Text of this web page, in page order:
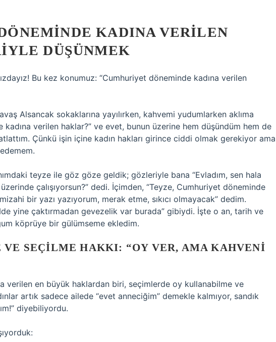
KADINA VERILEN
DÜŞÜNMEK
Bu kez konumuz: “Cumhuriyet döneminde kadına verilen
Alsancak sokaklarına yayılırken, kahvemi yudumlarken aklıma
verilen haklar?” ve evet, bunun üzerine hem düşündüm hem de
Çünkü işin içine kadın hakları girince ciddi olmak gerekiyor ama
teyze ile göz göze geldik; gözleriyle bana “Evladım, sen hala
çalışıyorsun?” dedi. İçimden, “Teyze, Cumhuriyet döneminde
bir yazı yazıyorum, merak etme, sıkıcı olmayacak” dedim.
yine çaktırmadan gevezelik var burada” gibiydi. İşte o an, tarih ve
köprüye bir gülümseme ekledim.
VE SEÇILME HAKKI: “OY VER, AMA KAHVENI
verilen en büyük haklardan biri, seçimlerde oy kullanabilme ve
artık sadece ailede “evet anneciğim” demekle kalmıyor, sandık
diyebiliyordu.